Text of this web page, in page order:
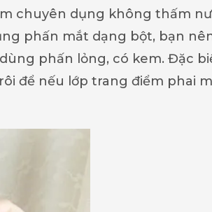
chuyên dụng không thấm
phấn mắt dạng bột, bạn
phấn lỏng, có kem. Đặc
để nếu lớp trang điểm phai